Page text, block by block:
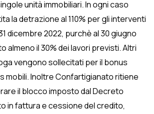
unità immobiliari. In ogni caso
la detrazione al 110% per gli interventi
dicembre 2022, purchè al 30 giugno
almeno il 30% dei lavori previsti. Altri
vengono sollecitati per il bonus
mobili. Inoltre Confartigianato ritiene
il blocco imposto dal Decreto
in fattura e cessione del credito,